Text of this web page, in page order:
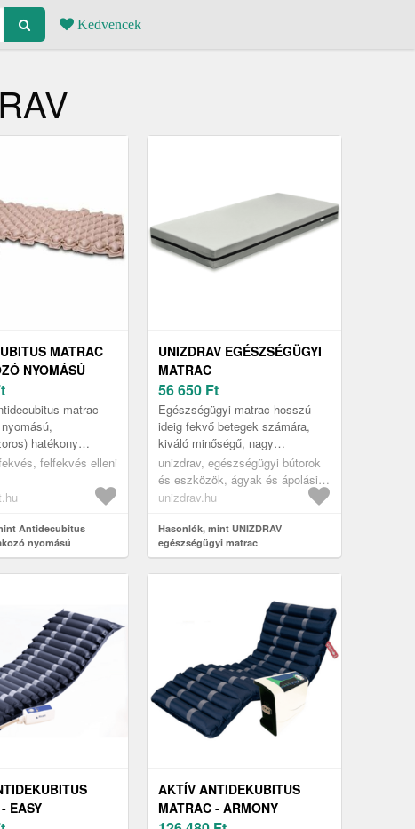
Kedvencek
MATRAC
NYOMÁSÚ
GMED matrac
hatékony
azok számára,
ágyban fekvésre
...
felfekvés elleni
Antidecubitus
nyomású
200x90cm, GMed
UNIZDRAV EGÉSZSÉGÜGYI
MATRAC
56 650 Ft
Egészségügyi matrac hosszú
ideig fekvő betegek számára,
kiváló minőségű, nagy
terhelhetőségű FLEXPUR
anyagból, SANITIZED vízálló
huzattal.
unizdrav, egészségügyi bútorok
és eszközök, ágyak és ápolási
eszközök, egészségügyi
matracok
unizdrav.hu
Hasonlók, mint UNIZDRAV
egészségügyi matrac
EASY
AKTÍV ANTIDEKUBITUS
MATRAC - ARMONY